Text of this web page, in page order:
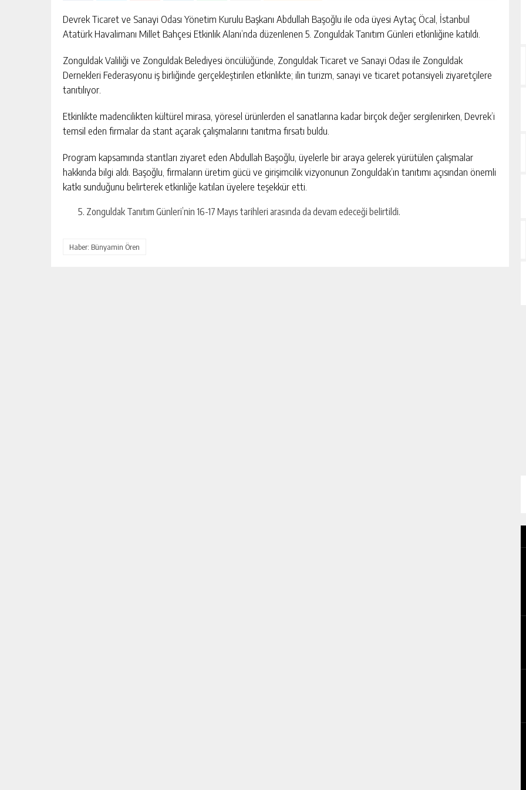
Devrek Ticaret ve Sanayi Odası Yönetim Kurulu Başkanı Abdullah Başoğlu ile oda üyesi Aytaç Öcal, İstanbul
Atatürk Havalimanı Millet Bahçesi Etkinlik Alanı’nda düzenlenen 5. Zonguldak Tanıtım Günleri etkinliğine katıldı.
Zonguldak Valiliği ve Zonguldak Belediyesi öncülüğünde, Zonguldak Ticaret ve Sanayi Odası ile Zonguldak
Dernekleri Federasyonu iş birliğinde gerçekleştirilen etkinlikte; ilin turizm, sanayi ve ticaret potansiyeli ziyaretçilere
tanıtılıyor.
Etkinlikte madencilikten kültürel mirasa, yöresel ürünlerden el sanatlarına kadar birçok değer sergilenirken, Devrek’i
temsil eden firmalar da stant açarak çalışmalarını tanıtma fırsatı buldu.
Program kapsamında stantları ziyaret eden Abdullah Başoğlu, üyelerle bir araya gelerek yürütülen çalışmalar
hakkında bilgi aldı. Başoğlu, firmaların üretim gücü ve girişimcilik vizyonunun Zonguldak’ın tanıtımı açısından önemli
katkı sunduğunu belirterek etkinliğe katılan üyelere teşekkür etti.
Zonguldak Tanıtım Günleri’nin 16-17 Mayıs tarihleri arasında da devam edeceği belirtildi.
Haber: Bünyamin Ören